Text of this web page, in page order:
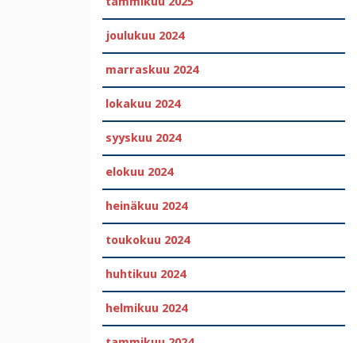
joulukuu 2024
marraskuu 2024
lokakuu 2024
syyskuu 2024
elokuu 2024
heinäkuu 2024
toukokuu 2024
huhtikuu 2024
helmikuu 2024